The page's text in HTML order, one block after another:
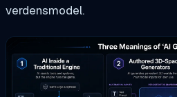
verdensmodel.